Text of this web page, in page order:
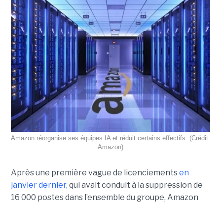
Amazon réorganise ses équipes IA et réduit certains effectifs. (Crédit:
Amazon)
Après une première vague de licenciementsen
janvier dernier, qui avait conduit à la suppression de
16 000 postes dans l’ensemble du groupe, Amazon